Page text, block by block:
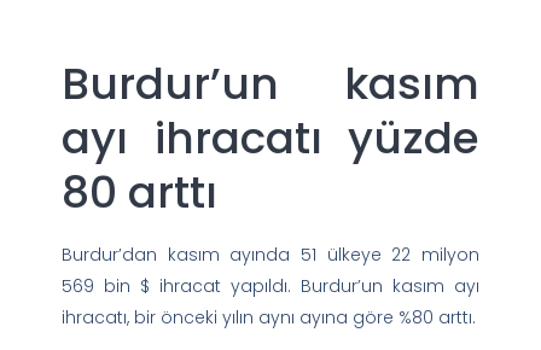
Burdur’un kasım
ayı ihracatı yüzde
80 arttı
Burdur’dan kasım ayında 51 ülkeye 22 milyon
569 bin $ ihracat yapıldı. Burdur’un kasım ayı
ihracatı, bir önceki yılın aynı ayına göre %80 arttı.